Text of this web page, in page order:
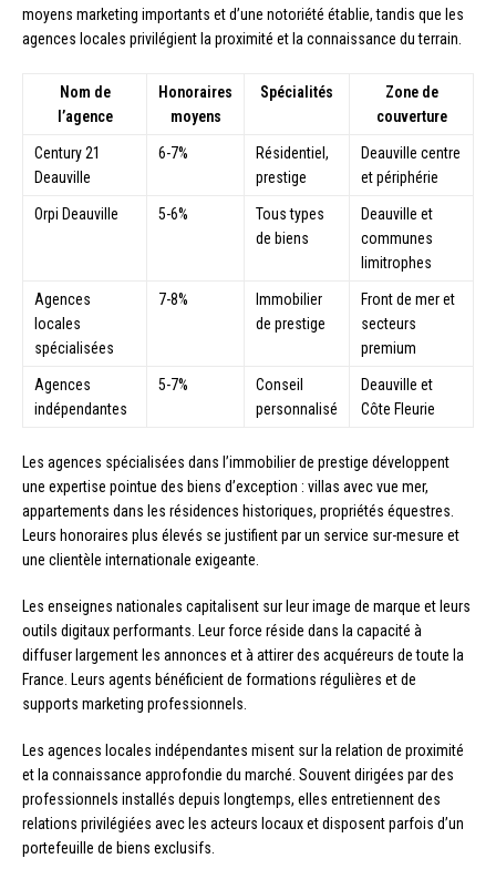
moyens marketing importants et d’une notoriété établie, tandis que les
agences locales privilégient la proximité et la connaissance du terrain.
Nom de
l’agence
Honoraires
moyens
Spécialités
Zone de
couverture
Century 21
Deauville
6-7%
Résidentiel,
prestige
Deauville centre
et périphérie
Orpi Deauville 5-6%
Tous types
de biens
Deauville et
communes
limitrophes
Agences
locales
spécialisées
7-8%
Immobilier
de prestige
Front de mer et
secteurs
premium
Agences
indépendantes
5-7%
Conseil
personnalisé
Deauville et
Côte Fleurie
Les agences spécialisées dans l’immobilier de prestige développent
une expertise pointue des biens d’exception : villas avec vue mer,
appartements dans les résidences historiques, propriétés équestres.
Leurs honoraires plus élevés se justifient par un service sur-mesure et
une clientèle internationale exigeante.
Les enseignes nationales capitalisent sur leur image de marque et leurs
outils digitaux performants. Leur force réside dans la capacité à
diffuser largement les annonces et à attirer des acquéreurs de toute la
France. Leurs agents bénéficient de formations régulières et de
supports marketing professionnels.
Les agences locales indépendantes misent sur la relation de proximité
et la connaissance approfondie du marché. Souvent dirigées par des
professionnels installés depuis longtemps, elles entretiennent des
relations privilégiées avec les acteurs locaux et disposent parfois d’un
portefeuille de biens exclusifs.